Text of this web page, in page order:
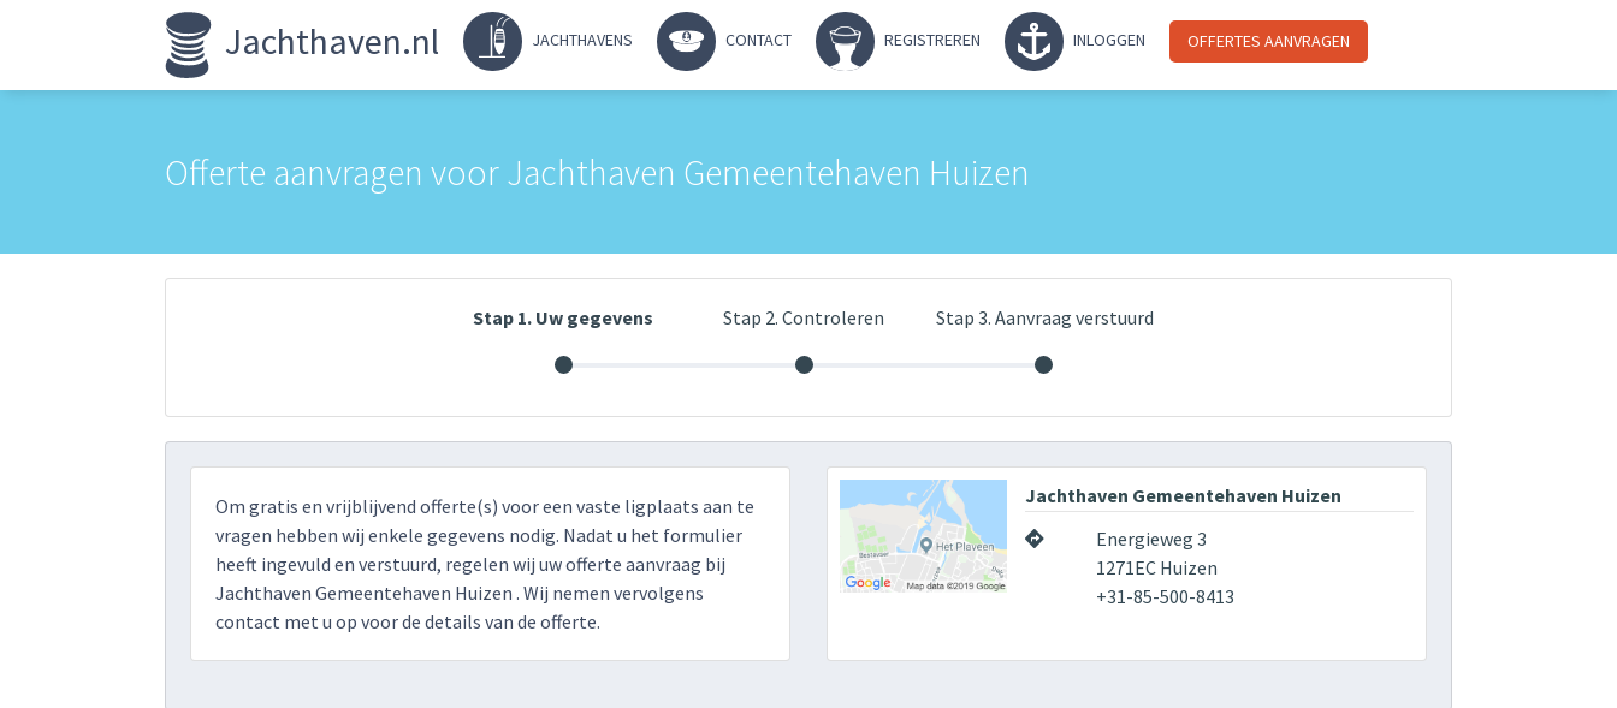
Jachthaven.nl JACHTHAVENS CONTACT REGISTREREN INLOGGEN OFFERTES AANVRAGEN
Offerte aanvragen voor Jachthaven Gemeentehaven Huizen
Stap 1. Uw gegevens Stap 2. Controleren Stap 3. Aanvraag verstuurd
Om gratis en vrijblijvend offerte(s) voor een vaste ligplaats aan te
vragen hebben wij enkele gegevens nodig. Nadat u het formulier
heeft ingevuld en verstuurd, regelen wij uw offerte aanvraag bij
Jachthaven Gemeentehaven Huizen . Wij nemen vervolgens
contact met u op voor de details van de offerte.
Jachthaven Gemeentehaven Huizen
Energieweg 3
1271EC Huizen
+31-85-500-8413